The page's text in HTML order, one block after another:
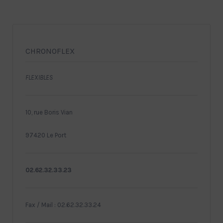
CHRONOFLEX
FLEXIBLES
10, rue Boris Vian
97420 Le Port
02.62.32.33.23
Fax / Mail : 02.62.32.33.24